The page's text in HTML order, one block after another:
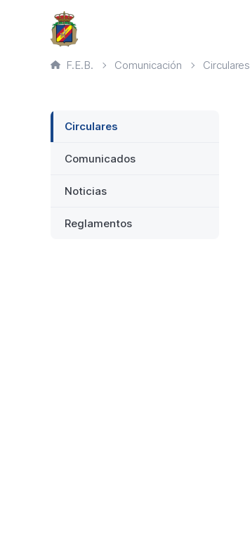
principalRuta
actual
F.E.B. Comunicación Circulares
Lateral
Circulares
Comunicados
Noticias
Reglamentos